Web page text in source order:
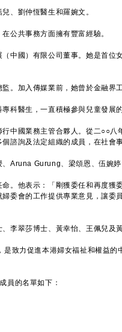
、劉仲恆醫生和羅婉文。
共事務方面擁有豐富經驗。
國）有限公司董事。她是首位
加入傳媒業前，她曾於金融界
科醫生，一直積極參與兒童發展
國業務主管合夥人。從二○○八
諮詢及法定組織的成員，在社會
Gurung、梁頌恩、伍婉婷
他表示：「剛獲委任和再度獲
委會的工作提供專業意見，讓委
翠莎博士、黃幸怡、王佩兒及
力促進本港婦女福祉和權益的
的名單如下：